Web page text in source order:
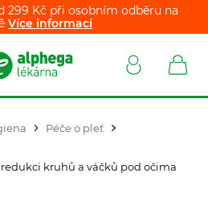
299 Kč při osobním odběru na
Více informací
Péče o pleť
kruhů a váčků pod očima